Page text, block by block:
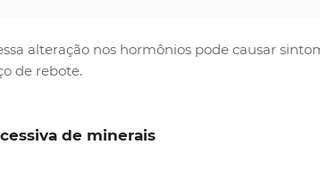
alteração nos hormônios pode causar
de rebote.
de minerais